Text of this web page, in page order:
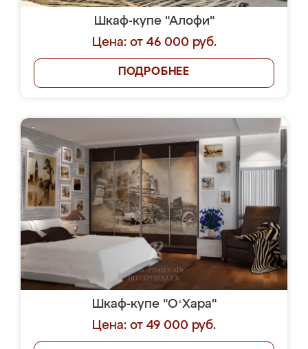
Шкаф-купе "Алофи"
Цена: от 46 000 руб.
ПОДРОБНЕЕ
Шкаф-купе "OʻХара"
Цена: от 49 000 руб.